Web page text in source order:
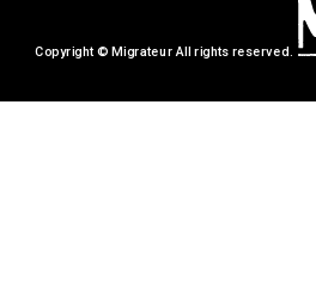
Copyright © Migrateur All rights reserved.